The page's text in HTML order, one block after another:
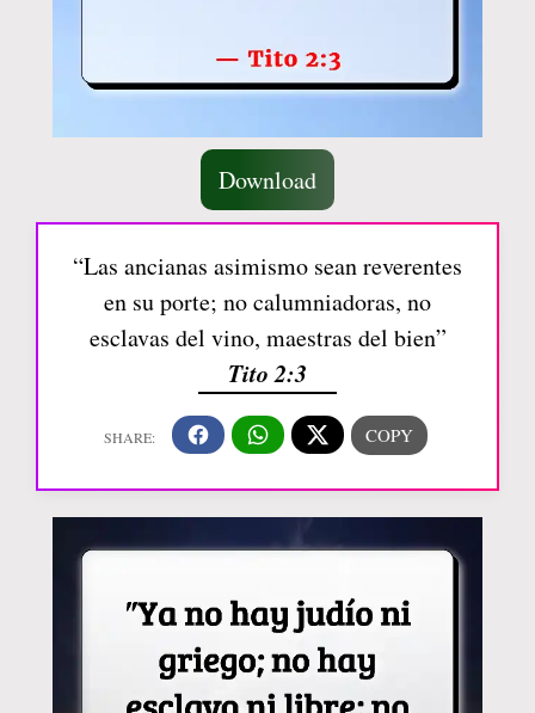
Download
“Las ancianas asimismo sean reverentes
en su porte; no calumniadoras, no
esclavas del vino, maestras del bien”
Tito 2:3